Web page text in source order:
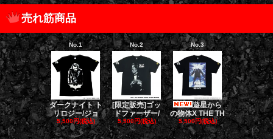
売れ筋商品
No.1
ダークナイト ト
リロジー/ジョ
5,500円(税込)
No.2
[限定販売]ゴッ
ドファーザー/
5,500円(税込)
No.3
遊星から
の物体X THE TH
5,500円(税込)
No.4
ゴー
バスターズ
E
5,500円(税